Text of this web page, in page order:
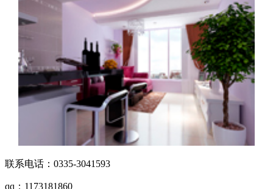
联系电话：0335-3041593
qq：1173181860